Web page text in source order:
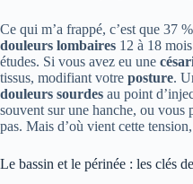
Ce qui m’a frappé, c’est que 37
douleurs lombaires 12 à 18 mois
études. Si vous avez eu une
tissus, modifiant votre posture.
douleurs sourdes au point
souvent sur une hanche, ou vous
pas. Mais d’où vient cette
Le bassin et le périnée : les clés